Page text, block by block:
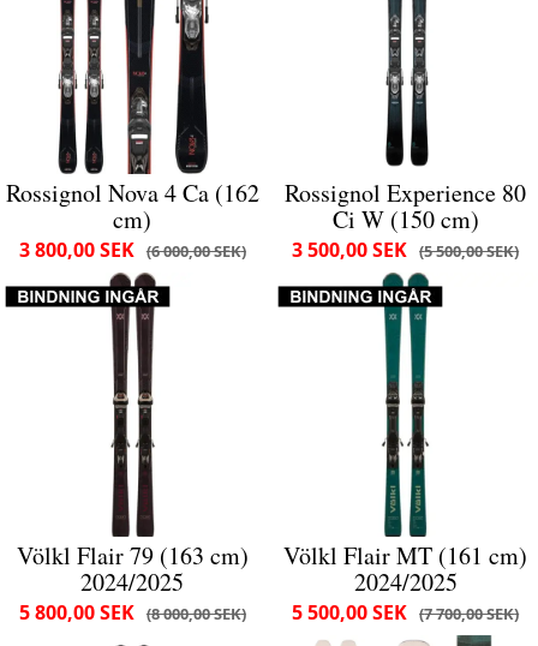
Rossignol Nova 4 Ca (162
cm)
6 000,00 SEK
3 800,00 SEK
Rossignol Experience 80
Ci W (150 cm)
5 500,00 SEK
3 500,00 SEK
Völkl Flair 79 (163 cm)
2024/2025
8 000,00 SEK
5 800,00 SEK
Völkl Flair MT (161 cm)
2024/2025
7 700,00 SEK
5 500,00 SEK